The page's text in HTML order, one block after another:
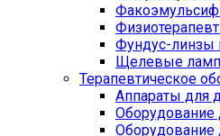
Фундус-линзы
Щелевые
Терапевтическое
Аппараты для
Оборудование
Оборудование